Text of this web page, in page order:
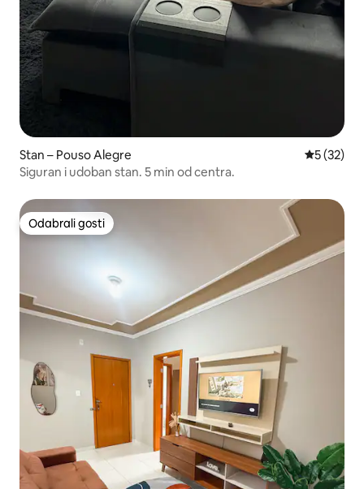
Stan – Pouso Alegre Prosječna
5 (32)
Siguran i udoban stan. 5 min od centra.
Odabrali gosti
Odabrali gosti